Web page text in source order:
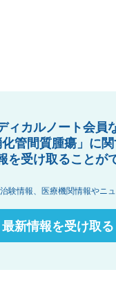
ィカルノート会員
化管間質腫瘍」に
を受け取ることが
験情報、医療機関情報やニ
最新情報を受け取る